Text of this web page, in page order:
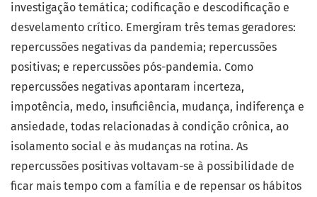
investigação temática; codificação e descodificação e
desvelamento crítico. Emergiram três temas geradores:
repercussões negativas da pandemia; repercussões
positivas; e repercussões pós-pandemia. Como
repercussões negativas apontaram incerteza,
impotência, medo, insuficiência, mudança, indiferença e
ansiedade, todas relacionadas à condição crônica, ao
isolamento social e às mudanças na rotina. As
repercussões positivas voltavam-se à possibilidade de
ficar mais tempo com a família e de repensar os hábitos